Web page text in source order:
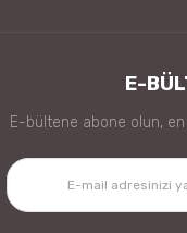
E-
E-bültene abone olun,